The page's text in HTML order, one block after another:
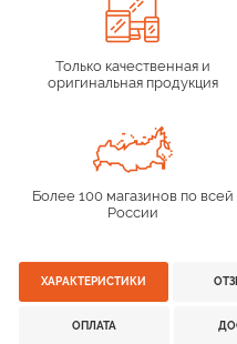
Только качественная и
оригинальная продукция
Более 100 магазинов по всей
России
ХАРАКТЕРИСТИКИ
ОПЛАТА